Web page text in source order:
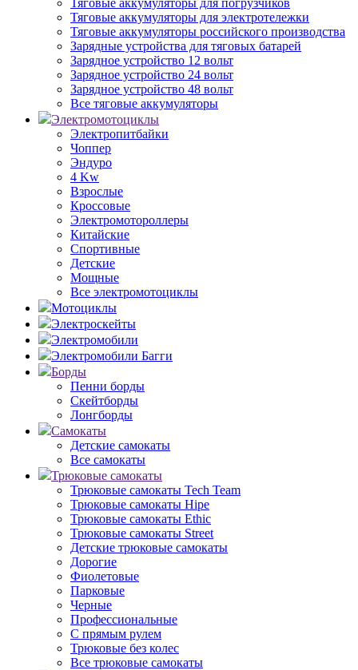
Тяговые аккумуляторы для погрузчиков
Тяговые аккумуляторы для электротележки
Тяговые аккумуляторы российского производства
Зарядные устройства для тяговых батарей
Зарядное устройство 12 вольт
Зарядное устройство 24 вольт
Зарядное устройство 48 вольт
Все тяговые аккумуляторы
Электромотоциклы
Электропитбайки
Чоппер
Эндуро
4 Kw
Взрослые
Кроссовые
Электромотороллеры
Китайские
Спортивные
Детские
Мощные
Все электромотоциклы
Мотоциклы
Электроскейты
Электромобили
Электромобили Багги
Борды
Пенни борды
Скейтборды
Лонгборды
Самокаты
Детские самокаты
Все самокаты
Трюковые самокаты
Трюковые самокаты Tech Team
Трюковые самокаты Hipe
Трюковые самокаты Ethic
Трюковые самокаты Street
Детские трюковые самокаты
Дорогие
Фиолетовые
Парковые
Черные
Профессиональные
С прямым рулем
Трюковые без колес
Все трюковые самокаты